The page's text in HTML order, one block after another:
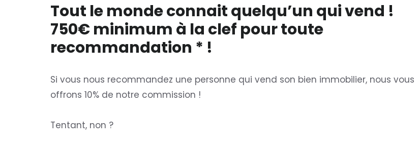
Tout le monde connait quelqu’un qui vend !
750€ minimum à la clef pour toute
recommandation * !
Si vous nous recommandez une personne qui vend son bien immobilier, nous vous
offrons 10% de notre commission !
Tentant, non ?